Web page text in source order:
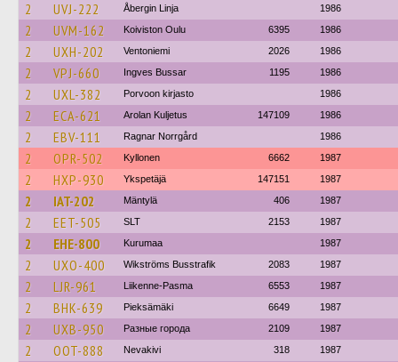
2 UVJ-222 Åbergin Linja 1986
2 UVM-162 Koiviston Oulu 6395 1986
2 UXH-202 Ventoniemi 2026 1986
2 VPJ-660 Ingves Bussar 1195 1986
2 UXL-382 Porvoon kirjasto 1986
2 ECA-621 Arolan Kuljetus 147109 1986
2 EBV-111 Ragnar Norrgård 1986
2 OPR-502 Kyllonen 6662 1987
2 HXP-930 Ykspetäjä 147151 1987
2 IAT-202 Mäntylä 406 1987
2 EET-505 SLT 2153 1987
2 EHE-800 Kurumaa 1987
2 UXO-400 Wikströms Busstrafik 2083 1987
2 LJR-961 Liikenne-Pasma 6553 1987
2 BHK-639 Pieksämäki 6649 1987
2 UXB-950 Разные города 2109 1987
2 OOT-888 Nevakivi 318 1987